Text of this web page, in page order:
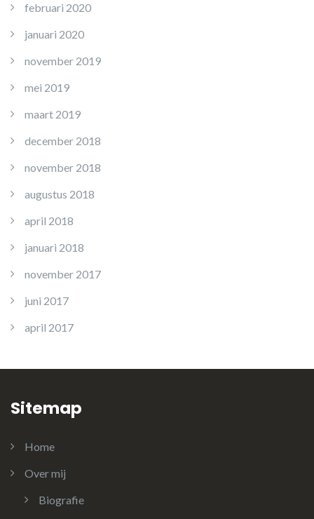
februari 2020
januari 2020
november 2019
mei 2019
maart 2019
december 2018
november 2018
augustus 2018
april 2018
januari 2018
november 2017
juni 2017
april 2017
Sitemap
Home
Over mij
Biografie